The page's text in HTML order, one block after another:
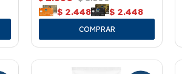
$ 2.448 $ 2.448